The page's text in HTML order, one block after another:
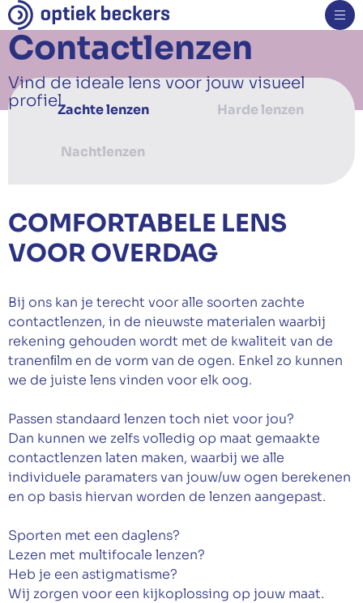
Brillen
Monturen
Zonnebrillen
Kinderbrillen
Glazen
Contactlenzen
Oogmetingen
Nieuws
Over ons
Contact
Afspraak maken
Contactlenzen
Vind de ideale lens voorjouw visueel
profiel.Zachte lenzen Harde lenzen
Nachtlenzen
COMFORTABELE LENS
VOOR OVERDAG
Bij ons kan je terecht voor alle soorten zachte
contactlenzen, in de nieuwste materialen waarbij
rekening gehouden wordt met de kwaliteit van de
tranenﬁlm en de vorm van de ogen. Enkel zo kunnen
we de juiste lens vinden voor elk oog.
Passen standaard lenzen toch niet voor jou?
Dan kunnen we zelfs volledig op maat gemaakte
contactlenzen laten maken, waarbij we alle
individuele paramaters van jouw/uw ogen berekenen
en op basis hiervan worden de lenzen aangepast.
Sporten met een daglens?
Lezen met multifocale lenzen?
Heb je een astigmatisme?
Wij zorgen voor een kijkoplossing op jouw maat.